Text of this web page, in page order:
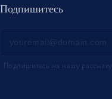
Подпишитесь
Подпишитесь на нашу рассылку